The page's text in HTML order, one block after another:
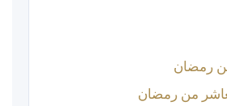
رمضان
من رمضان